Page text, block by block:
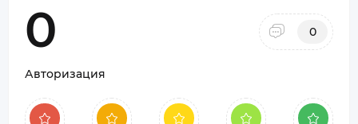
0 0
Авторизация